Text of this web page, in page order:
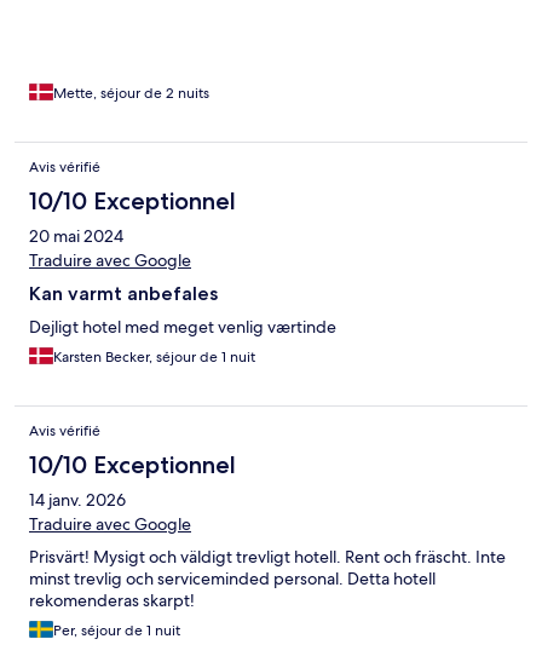
Mette, séjour de 2 nuits
Avis vérifié
10/10 Exceptionnel
20 mai 2024
Traduire avec Google
Kan varmt anbefales
Dejligt hotel med meget venlig værtinde
Karsten Becker, séjour de 1 nuit
Avis vérifié
10/10 Exceptionnel
14 janv. 2026
Traduire avec Google
Prisvärt! Mysigt och väldigt trevligt hotell. Rent och fräscht. Inte
minst trevlig och serviceminded personal. Detta hotell
rekomenderas skarpt!
Per, séjour de 1 nuit